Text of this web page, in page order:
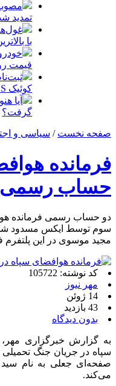
تمدید
با
قیمت
کوئیک S با پیش‌پرداخت ۵۰۰ میلیونی
آیا
گرفت؟
صفحه نخست / سیاسی و
فرمانده
حساب رسمی
دو حساب رسمی فرمانده
سوم توسط ایکس مسدود شد
مجید موسوی در این پلتفرم
کد نوشته: 105722
مهر نیوز
14 ژوئن
43 بازدید
بدون دیدگاه
به گزارش خبرگزاری
سپاه در جریان جنگ
صفحه‌ای جعلی به نام سید
می‌کند.